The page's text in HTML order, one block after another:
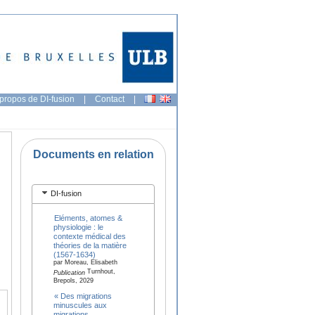
de DI-fusion | Contact |
Documents en relation
DI-fusion
Eléments, atomes &
physiologie : le
contexte médical des
théories de la matière
(1567-1634)
par Moreau, Elisabeth
PublicationTurnhout,
Brepols, 2029
« Des migrations
minuscules aux